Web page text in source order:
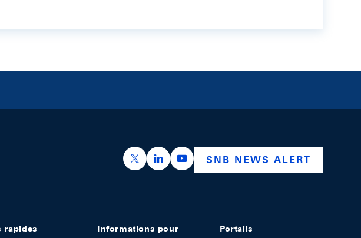
https://x.com/snb_bns
https://ch.linkedin.com/company/swiss-
https://www.youtube.com/
SNB NEWS ALERT
rapides Informations pour Portails